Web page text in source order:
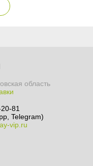
область
81
Telegram)
vip.ru